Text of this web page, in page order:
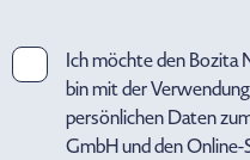
Ich möchte den Bozita
bin mit der
persönlichen Daten
GmbH und den